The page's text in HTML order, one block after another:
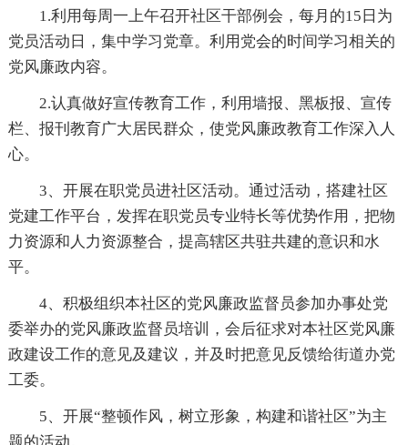
1.利用每周一上午召开社区干部例会，每月的15日为
党员活动日，集中学习党章。利用党会的时间学习相关的
党风廉政内容。
2.认真做好宣传教育工作，利用墙报、黑板报、宣传
栏、报刊教育广大居民群众，使党风廉政教育工作深入人
心。
3、开展在职党员进社区活动。通过活动，搭建社区
党建工作平台，发挥在职党员专业特长等优势作用，把物
力资源和人力资源整合，提高辖区共驻共建的意识和水
平。
4、积极组织本社区的党风廉政监督员参加办事处党
委举办的党风廉政监督员培训，会后征求对本社区党风廉
政建设工作的意见及建议，并及时把意见反馈给街道办党
工委。
5、开展“整顿作风，树立形象，构建和谐社区”为主